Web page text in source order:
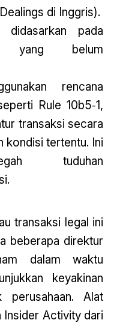
di Inggris).
pada
yang belum
rencana
Rule 10b5‑1,
transaksi secara
kondisi tertentu. Ini
tuduhan
transaksi legal ini
beberapa direktur
dalam waktu
keyakinan
perusahaan. Alat
Insider Activity dari